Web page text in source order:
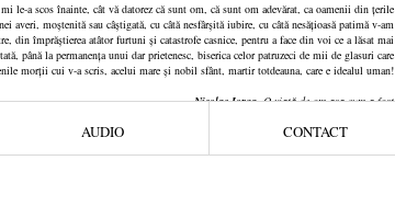
le-a scos înainte, cât vă datorez că sunt om, că sunt om adevărat, ca oamenii din țerile
averi, moștenită sau câștigată, cu câtă nesfârșită iubire, cu câtă nesățioasă patimă v-am
din împrăștierea atâtor furtuni și catastrofe casnice, pentru a face din voi ce a lăsat mai
până la permanența unui dar prietenesc, biserica celor patruzeci de mii de glasuri care
morții cui v-a scris, acelui mare și nobil sfânt, martir totdeauna, care e idealul uman!
Nicolae Iorga, O viață de om așa cum a fost
AUDIO CONTACT